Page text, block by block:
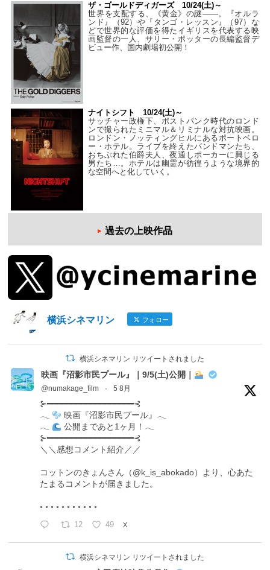
ザ・ゴールドディガーズ 10/24(土)～
世界を支配する、《黄金》の謎――。『オルラ
ンド』（92）や『タンゴ・レッスン』（97）な
どで世界的な評価を得たイギリスを代表する映
画監督の一人、サリー・ポッターの長編監督デ
ビュー作、国内劇場初公開！
ナイトシフト 10/24(土)～
サッチャー政権下、ポストパンク時代のロンド
ンで撮られたミニマル＆リミナルな対抗映画。
ロンドン・ノッティングヒルにあるポートベロ
ー・ホテル。ライブを終えたバンドマンたち、
おちぶれた伯爵夫人、夜通しポーカーに興じる
男たち…。ホテルは幽霊が彷徨うような境界的
な空間へと化していく。
過去の上映作品
横浜シネマリン フォロー
横浜シネマリン リツイートされました
映画『沼影市民プール』｜9/5(土)公開｜
@numakage_film · 5 8月
⊱━━━━━━━━━━━━━━━━━━⊰
𓂃
映画『沼影市民プール』𓂃
𓂃
公開まであと1ヶ月！𓂃
⊱━━━━━━━━━━━━━━━━━━⊰
＼＼感想コメント紹介／／
コットンのきょんさん（@k_is_abokado）より、心あた
たまるコメントが届きました。
◦ ◦ ◦ ◦ ◦ ◦ ◦ ◦ ◦ ◦ ◦
12 49 X
横浜シネマリン リツイートされました